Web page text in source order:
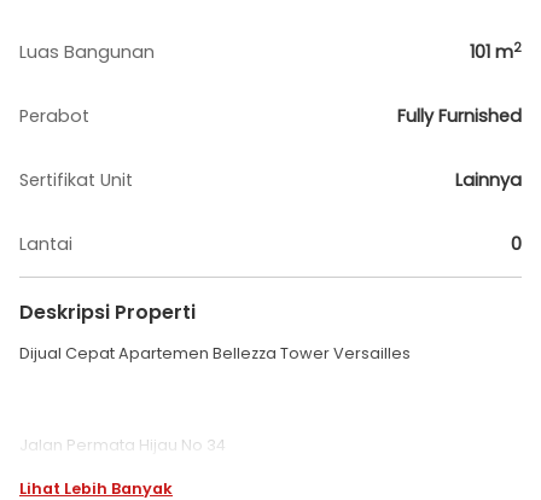
Luas Bangunan 101 m2
Perabot Fully Furnished
Sertifikat Unit Lainnya
Lantai 0
Deskripsi Properti
Dijual Cepat Apartemen Bellezza Tower Versailles
Jalan Permata Hijau No 34
Grogol Utara, Kebayoran Lama
Lihat Lebih Banyak